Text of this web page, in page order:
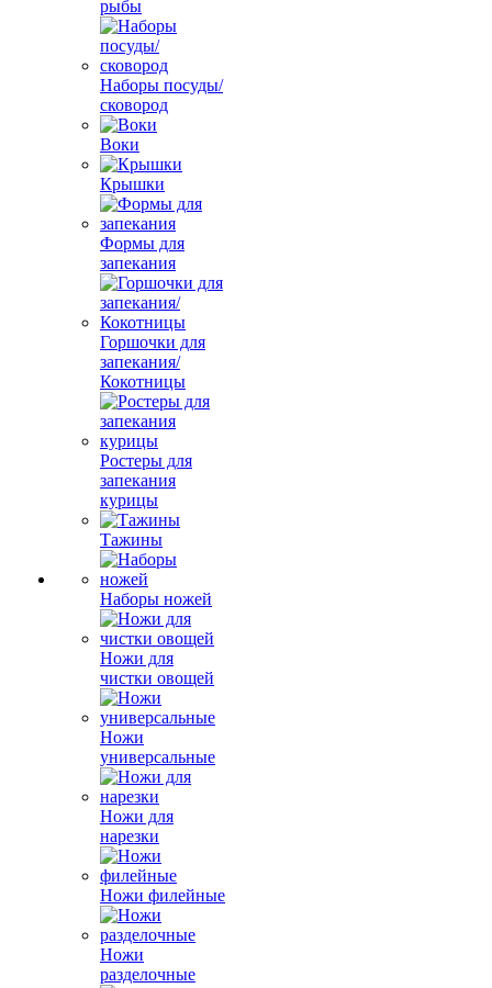
рыбы
Наборы посуды/
сковород
Воки
Крышки
Формы для
запекания
Горшочки для
запекания/
Кокотницы
Ростеры для
запекания
курицы
Тажины
Наборы ножей
Ножи для
чистки овощей
Ножи
универсальные
Ножи для
нарезки
Ножи филейные
Ножи
разделочные